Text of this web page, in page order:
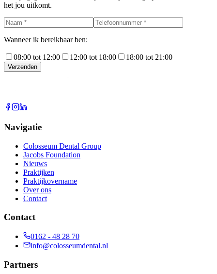
het jou uitkomt.
Wanneer ik bereikbaar ben:
08:00 tot 12:00 12:00 tot 18:00 18:00 tot 21:00
Verzenden
Navigatie
Colosseum Dental Group
Jacobs Foundation
Nieuws
Praktijken
Praktijkovername
Over ons
Contact
Contact
0162 - 48 28 70
info@colosseumdental.nl
Partners